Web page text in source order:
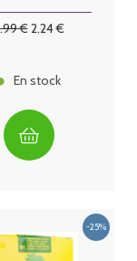
.99€2.24€
En stock